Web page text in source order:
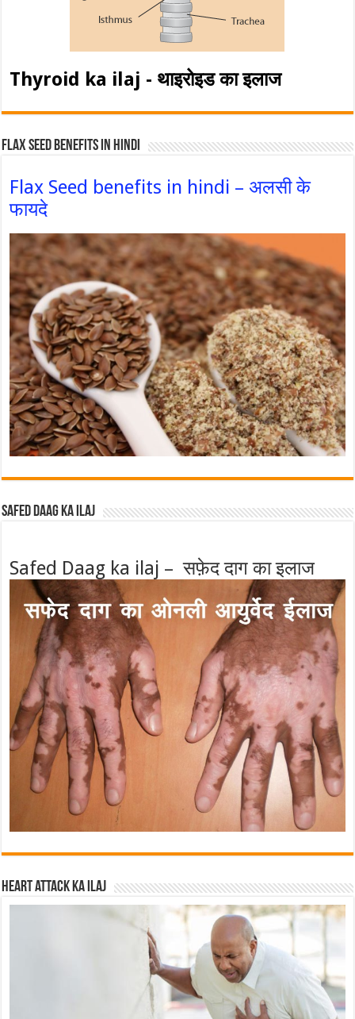
Thyroid ka ilaj - थाइरोइड का इलाज
Flax Seed Benefits in hindi
Flax Seed benefits in hindi – अलसी के
फायदे
Safed Daag ka ilaj
Safed Daag ka ilaj – सफ़ेद दाग का इलाज
Heart attack ka ilaj